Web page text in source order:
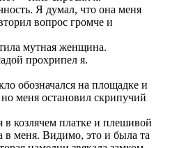
Я думал, что она меня
вопрос громче и
мутная женщина.
прохрипел я.
обозначался на площадке и
меня остановил скрипучий
в козлячем платке и плешивой
в меня. Видимо, это и была та